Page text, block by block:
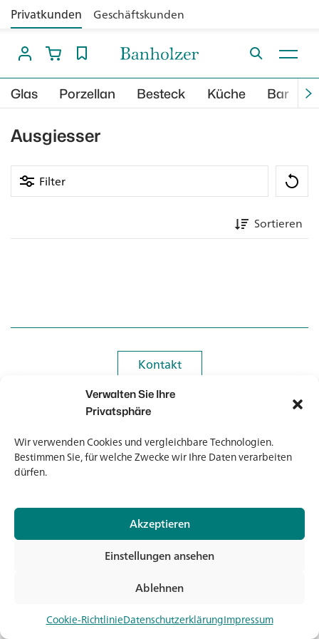
Verwalten Sie Ihre
Privatsphäre
Wir verwenden Cookies und vergleichbare Technologien.
Bestimmen Sie, für welche Zwecke wir Ihre Daten verarbeiten
dürfen.
Akzeptieren
Ablehnen
Einstellungen ansehen
Cookie-RichtlinieDatenschutzerklärungImpressum
Privatkunden Geschäftskunden
Glas Porzellan Besteck Küche Bar
Ausgiesser
Filter
Sortieren
Kontakt
Kontakt
Newsletter
Newsletter
© 2026 Banholzer AG
Impressum
Datenschutz
AGB